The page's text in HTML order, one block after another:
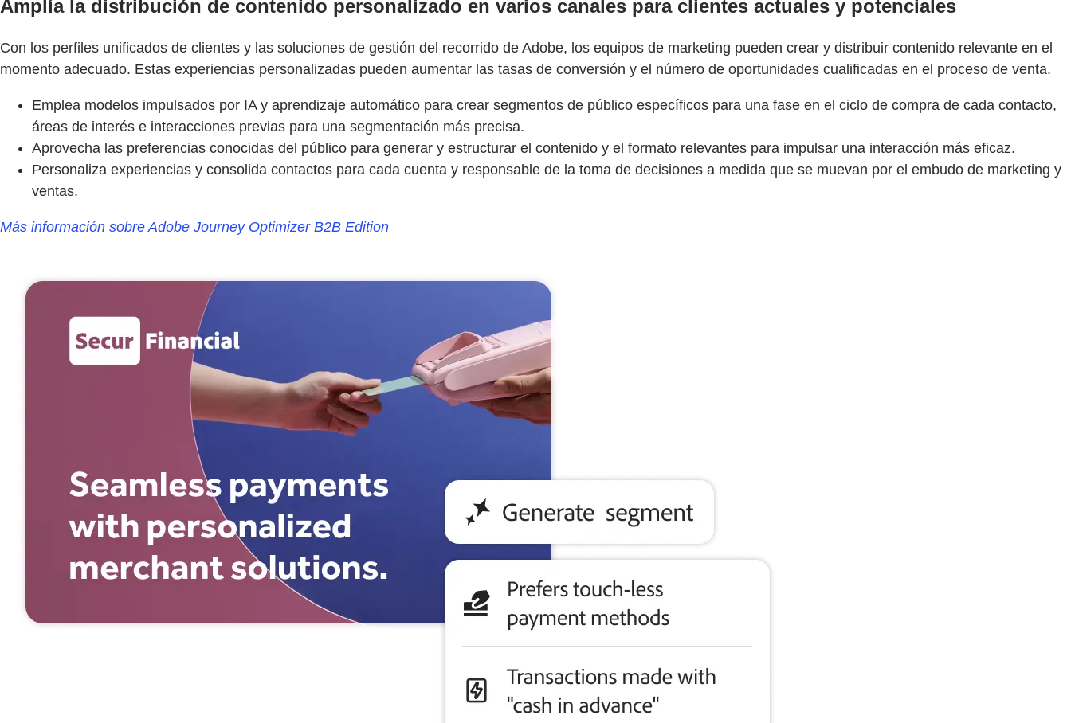
Amplía la distribución de contenido personalizado en varios canales para clientes actuales y potenciales
Con los perfiles unificados de clientes y las soluciones de gestión del recorrido de Adobe, los equipos de marketing pueden crear y distribuir contenido relevante en el
momento adecuado. Estas experiencias personalizadas pueden aumentar las tasas de conversión y el número de oportunidades cualificadas en el proceso de venta.
Emplea modelos impulsados por IA y aprendizaje automático para crear segmentos de público específicos para una fase en el ciclo de compra de cada contacto,
áreas de interés e interacciones previas para una segmentación más precisa.
Aprovecha las preferencias conocidas del público para generar y estructurar el contenido y el formato relevantes para impulsar una interacción más eficaz.
Personaliza experiencias y consolida contactos para cada cuenta y responsable de la toma de decisiones a medida que se muevan por el embudo de marketing y
ventas.
Más información sobre Adobe Journey Optimizer B2B Edition